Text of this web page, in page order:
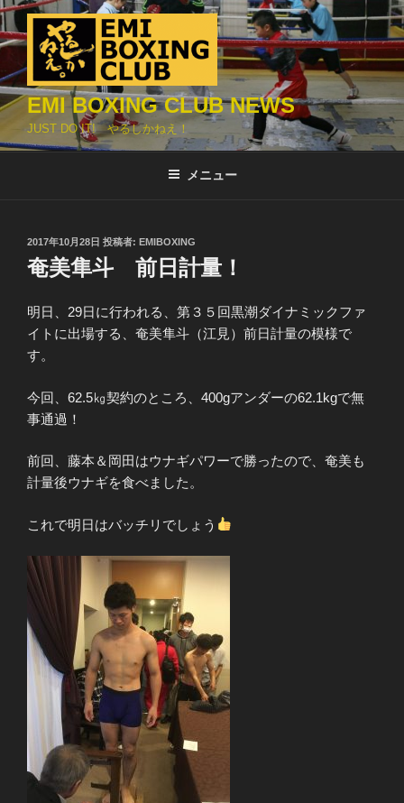
コ
ン
テ
ン
ツ
ス
EMI BOXING CLUB NEWS
JUST DO IT! やるしかねえ！
メニュー
投
稿
日:
2017年10月28日 投稿者: EMIBOXING
奄美隼斗 前日計量！
明日、29日に行われる、第３５回黒潮ダイナミックファ
イトに出場する、奄美隼斗（江見）前日計量の模様で
す。
今回、62.5㎏契約のところ、400gアンダーの62.1kgで無
事通過！
前回、藤本＆岡田はウナギパワーで勝ったので、奄美も
計量後ウナギを食べました。
これで明日はバッチリでしょう